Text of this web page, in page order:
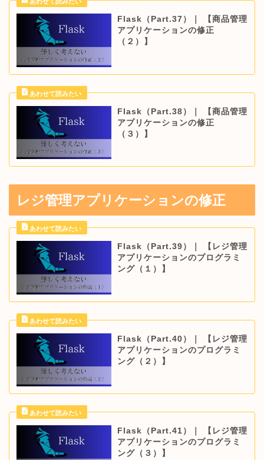
Flask（Part.37）｜ 【商品管理
アプリケーションの修正
（２）】
Flask（Part.38）｜ 【商品管理
アプリケーションの修正
（３）】
レジ管理アプリケーションの修正
Flask（Part.39）｜ 【レジ管理
アプリケーションのプログラミ
ング（１）】
Flask（Part.40）｜ 【レジ管理
アプリケーションのプログラミ
ング（２）】
Flask（Part.41）｜ 【レジ管理
アプリケーションのプログラミ
ング（３）】